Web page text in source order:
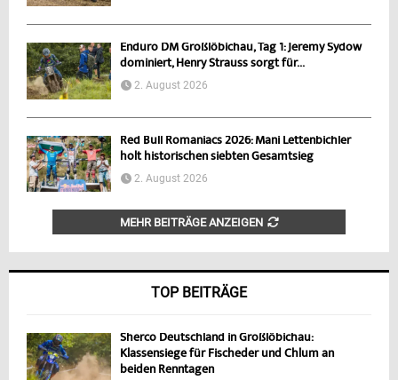
Enduro DM Großlöbichau, Tag 1: Jeremy Sydow
dominiert, Henry Strauss sorgt für...
2. August 2026
Red Bull Romaniacs 2026: Mani Lettenbichler
holt historischen siebten Gesamtsieg
2. August 2026
MEHR BEITRÄGE ANZEIGEN
TOP BEITRÄGE
Sherco Deutschland in Großlöbichau:
Klassensiege für Fischeder und Chlum an
beiden Renntagen